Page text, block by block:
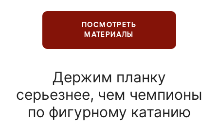
ПОСМОТРЕТЬ
МАТЕРИАЛЫ
Держим планку
серьезнее, чем чемпионы
по фигурному катанию